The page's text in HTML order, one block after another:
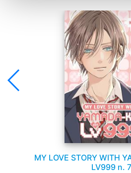
MY LOVE STORY WITH
LV999 n. 7